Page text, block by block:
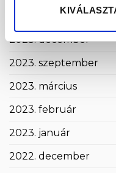
2024. január
2023. december
2023. szeptember
2023. március
2023. február
2023. január
2022. december